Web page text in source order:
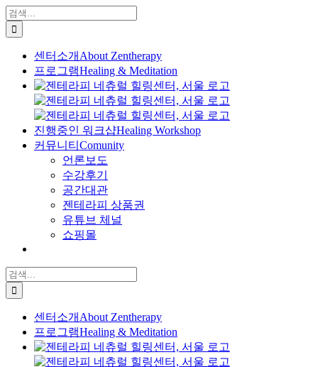
콘
텐
츠
검
색:
센터소개 About Zentherapy
프로그램Healing & Meditation
진행중인 워크샵Healing Workshop
커뮤니티 Comunity
언론보도
수강후기
공간대관
젠테라피 상품권
유튜브 체널
쇼핑몰
검
색:
센터소개 About Zentherapy
프로그램Healing & Meditation